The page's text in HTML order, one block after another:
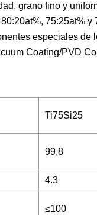
grano fino y
75:25at% y
especiales de
Ti75Si25
99,8
4.3
≤100